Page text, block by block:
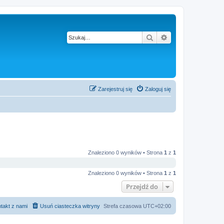
Szukaj
Zaloguj się
Zarejestruj się
Znaleziono 0 wyników • Strona 1 z 1
Znaleziono 0 wyników • Strona 1 z 1
Przejdź do
Strefa czasowa UTC+02:00
Usuń ciasteczka witryny
z nami